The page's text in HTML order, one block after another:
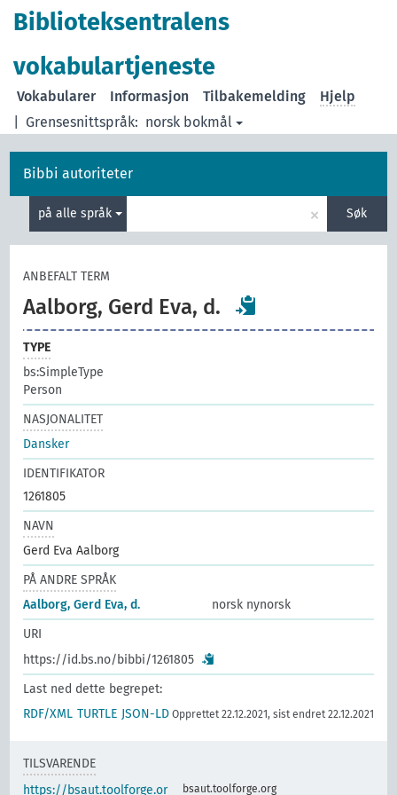
Biblioteksentralens
vokabulartjeneste
Grensesnittspråk: norsk bokmål
Vokabularer Informasjon Tilbakemelding Hjelp
Bibbi autoriteter
på alle språk × Søk
ANBEFALT TERM
Aalborg, Gerd Eva, d.
TYPE
bs:SimpleType
Person
NASJONALITET
Dansker
IDENTIFIKATOR
1261805
NAVN
Gerd Eva Aalborg
PÅ ANDRE SPRÅK
Aalborg, Gerd Eva, d.
norsk nynorsk
URI
https://id.bs.no/bibbi/1261805
Last ned dette begrepet:
RDF/XML TURTLE JSON-LD Opprettet 22.12.2021, sist endret 22.12.2021
TILSVARENDE
https://bsaut.toolforge.or
bsaut.toolforge.org